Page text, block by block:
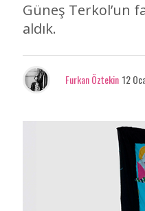
Güneş Terkol’un
aldık.
Furkan Öztekin 12